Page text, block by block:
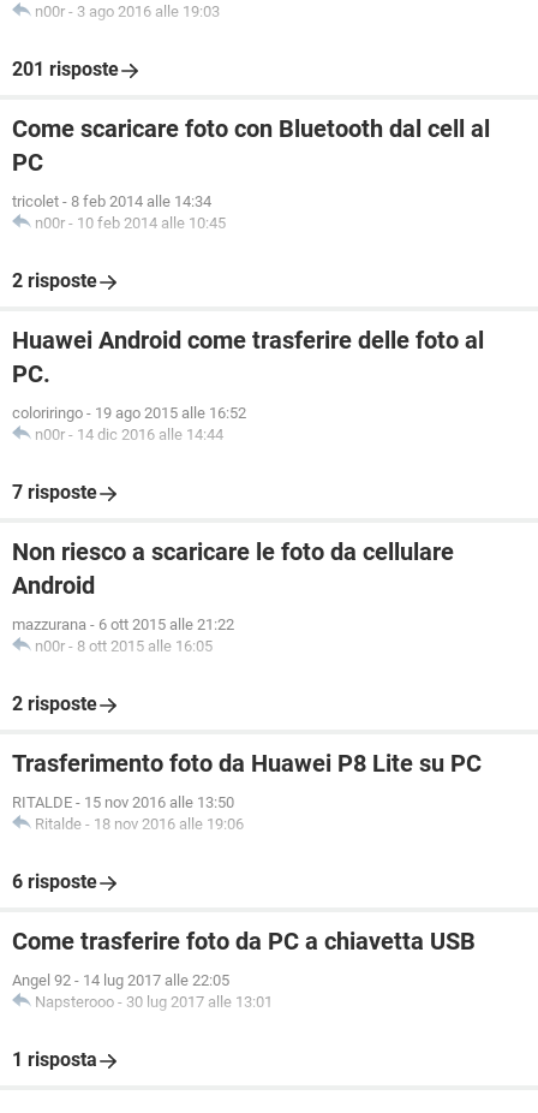
n00r - 3 ago 2016 alle 19:03
201 risposte
Come scaricare foto con Bluetooth dal cell al
PC
tricolet - 8 feb 2014 alle 14:34
n00r - 10 feb 2014 alle 10:45
2 risposte
Huawei Android come trasferire delle foto al
PC.
coloriringo - 19 ago 2015 alle 16:52
n00r - 14 dic 2016 alle 14:44
7 risposte
Non riesco a scaricare le foto da cellulare
Android
mazzurana - 6 ott 2015 alle 21:22
n00r - 8 ott 2015 alle 16:05
2 risposte
Trasferimento foto da Huawei P8 Lite su PC
RITALDE - 15 nov 2016 alle 13:50
Ritalde - 18 nov 2016 alle 19:06
6 risposte
Come trasferire foto da PC a chiavetta USB
Angel 92 - 14 lug 2017 alle 22:05
Napsterooo - 30 lug 2017 alle 13:01
1 risposta